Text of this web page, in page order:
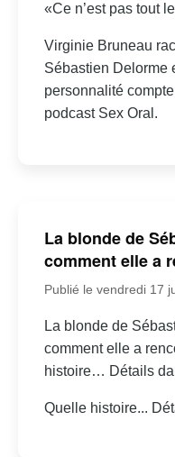
«Ce n’est pas tout
Virginie Bruneau
Sébastien Delorme
personnalité
podcast Sex Oral.
La blonde de
comment elle a
Publié le vendredi 17
La blonde de
comment elle a
histoire… Détails
Quelle histoire...